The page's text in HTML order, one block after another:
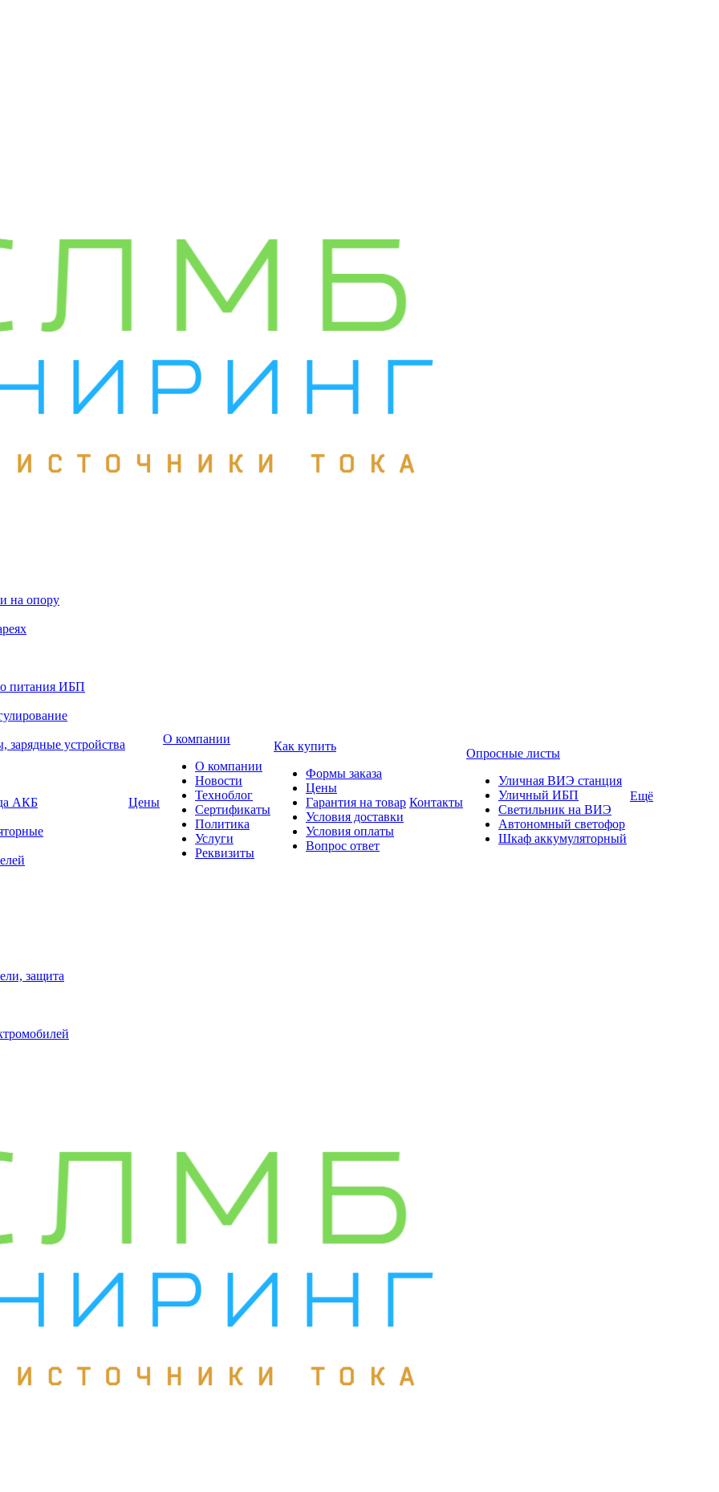
на опору
питания ИБП
зарядные устройства
АКБ
защита
Цены
О компании
О компании
Новости
Техноблог
Сертификаты
Политика
Услуги
Реквизиты
Как купить
Формы заказа
Цены
Гарантия на товар
Условия доставки
Условия оплаты
Вопрос ответ
Контакты
Опросные листы
Уличная ВИЭ станция
Уличный ИБП
Светильник на ВИЭ
Автономный светофор
Шкаф аккумуляторный
Ещё